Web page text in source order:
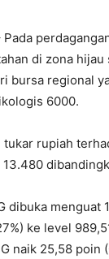
di zona
bursa regional
6000.
rupiah
dibuka menguat
ke level
naik 25,58